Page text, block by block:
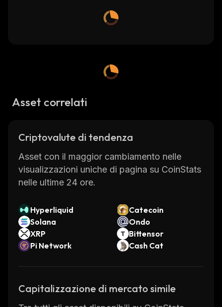
Asset correlati
Criptovalute di tendenza
Asset con il maggior cambiamento nelle
visualizzazioni uniche di pagina su CoinStats
nelle ultime 24 ore.
Hyperliquid
Catecoin
Solana
Ondo
XRP
Bittensor
Pi Network
Cash Cat
Capitalizzazione di mercato simile